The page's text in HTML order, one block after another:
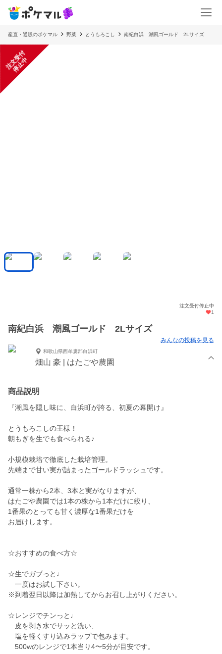
産直・通販のポケマル 野菜 とうもろこし 南紀白浜 潮風ゴールド 2Lサイズ
注
文
受
付
停
止
中
注文受付停止中
1
南紀白浜 潮風ゴールド 2Lサイズ
みんなの投稿を見る
和歌山県西牟婁郡白浜町
畑山 豪 | はたごや農園
商品説明
『潮風を隠し味に、白浜町が誇る、初夏の幕開け』
とうもろこしの王様！
朝もぎを生でも食べられる♪
小規模栽培で徹底した栽培管理。
先端まで甘い実が詰まったゴールドラッシュです。
通常一株から2本、3本と実がなりますが、
はたごや農園では1本の株から1本だけに絞り、
1番果のとっても甘く濃厚な1番果だけを
お届けします。
☆おすすめの食べ方☆
☆生でガブっと♩
一度はお試し下さい。
※到着翌日以降は加熱してからお召し上がりください。
☆レンジでチンっと♩
皮を剥き水でサッと洗い、
塩を軽くすり込みラップで包みます。
500wのレンジで1本当り4〜5分が目安です。